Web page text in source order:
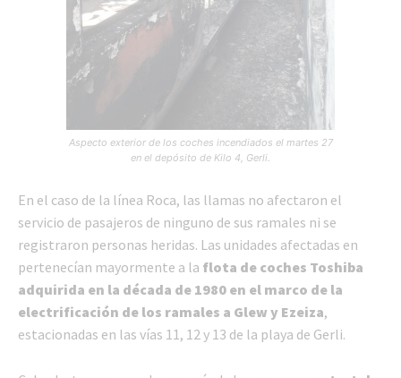
Aspecto exterior de los coches incendiados el martes 27
en el depósito de Kilo 4, Gerli.
En el caso de la línea Roca, las llamas no afectaron el
servicio de pasajeros de ninguno de sus ramales ni se
registraron personas heridas. Las unidades afectadas en
pertenecían mayormente a la flota de coches Toshiba
adquirida en la década de 1980 en el marco de la
electrificación de los ramales a Glew y Ezeiza,
estacionadas en las vías 11, 12 y 13 de la playa de Gerli.